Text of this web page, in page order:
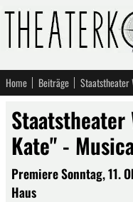
Home Beiträge
Staatstheater
Kate" -
Premiere Sonntag, 11.
Haus